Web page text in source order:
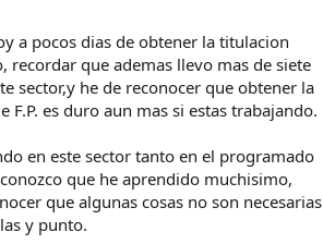
a pocos dias de obtener la titulacion
recordar que ademas llevo mas de siete
sector,y he de reconocer que obtener la
es duro aun mas si estas trabajando.
en este sector tanto en el programado
que he aprendido muchisimo,
que algunas cosas no son necesarias
y punto.